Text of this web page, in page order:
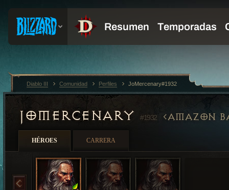
JOMERCENARY #1932 AMAZON
HÉROES CARRERA
Diablo III Comunidad Perfiles JoMercenary#1932